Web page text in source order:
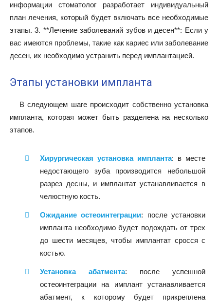
информации стоматолог разработает индивидуальный
план лечения, который будет включать все необходимые
этапы. 3. **Лечение заболеваний зубов и десен**: Если у
вас имеются проблемы, такие как кариес или заболевание
десен, их необходимо устранить перед имплантацией.
Этапы установки импланта
В следующем шаге происходит собственно установка
импланта, которая может быть разделена на несколько
этапов.
Хирургическая установка импланта: в месте
недостающего зуба производится небольшой
разрез десны, и имплантат устанавливается в
челюстную кость.
Ожидание остеоинтеграции: после установки
импланта необходимо будет подождать от трех
до шести месяцев, чтобы имплантат сросся с
костью.
Установка абатмента: после успешной
остеоинтеграции на имплант устанавливается
абатмент, к которому будет прикреплена